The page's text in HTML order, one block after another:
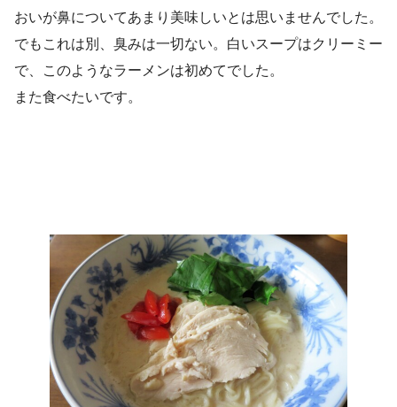
おいが鼻についてあまり美味しいとは思いませんでした。
でもこれは別、臭みは一切ない。白いスープはクリーミー
で、このようなラーメンは初めてでした。
また食べたいです。